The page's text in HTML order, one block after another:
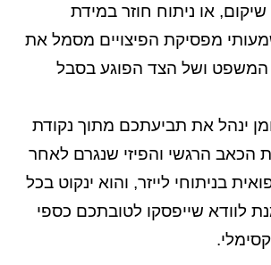
שיקום, או ניתוח חוזר במידת
מפסיקת הפיצויים מסמל את
ושל הצד הפוגע בסבל
ינהל את תביעתכם מתוך נקודת
הכאב הרגשי והפיזי שנגרם לאחר
בניתוחי לייזר, והוא ינקוט בכל
לוודא שייפסקו לטובתכם כספי